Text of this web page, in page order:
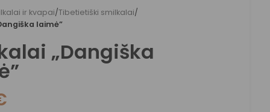
ir kvapai/Tibetietiški smilkalai/
laimė”
„Dangiška